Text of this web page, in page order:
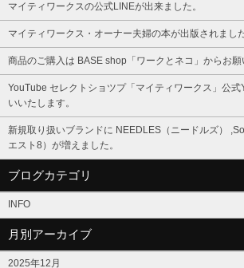
マイティワークスの公式LINEが出来ました。
マイティワークス・オーナー夫婦の本が出版されました
商品のご購入は BASE shop「ワークとネコ」からお願
YouTube セレクトショツプ「マイティワークス」公
いいたします。
新規取り扱いブランドに NEEDLES（ニードルズ）
エスト8）が増えました。
ブログカテゴリ
INFO
月別アーカイブ
2025年12月